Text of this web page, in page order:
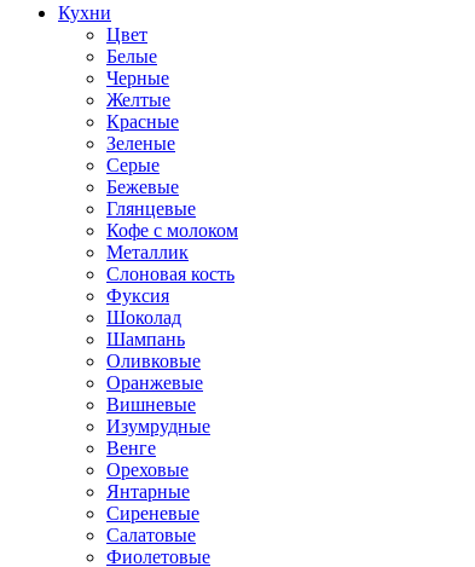
Кухни
Цвет
Белые
Черные
Желтые
Красные
Зеленые
Серые
Бежевые
Глянцевые
Кофе с молоком
Металлик
Слоновая кость
Фуксия
Шоколад
Шампань
Оливковые
Оранжевые
Вишневые
Изумрудные
Венге
Ореховые
Янтарные
Сиреневые
Салатовые
Фиолетовые